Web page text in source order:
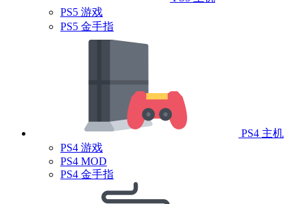
PS5 游戏
PS5 金手指
PS4 主机
PS4 游戏
PS4 MOD
PS4 金手指